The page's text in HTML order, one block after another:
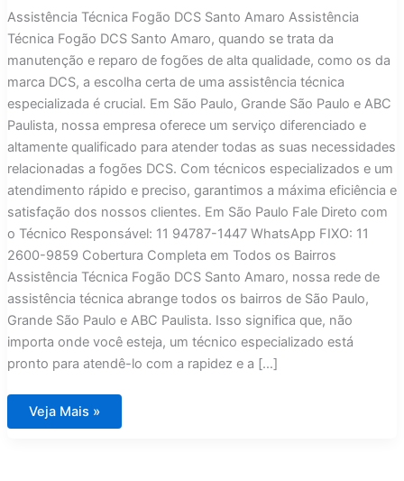
Assistência Técnica Fogão DCS Santo Amaro Assistência
Técnica Fogão DCS Santo Amaro, quando se trata da
manutenção e reparo de fogões de alta qualidade, como os da
marca DCS, a escolha certa de uma assistência técnica
especializada é crucial. Em São Paulo, Grande São Paulo e ABC
Paulista, nossa empresa oferece um serviço diferenciado e
altamente qualificado para atender todas as suas necessidades
relacionadas a fogões DCS. Com técnicos especializados e um
atendimento rápido e preciso, garantimos a máxima eficiência e
satisfação dos nossos clientes. Em São Paulo Fale Direto com
o Técnico Responsável: 11 94787-1447 WhatsApp FIXO: 11
2600-9859 Cobertura Completa em Todos os Bairros
Assistência Técnica Fogão DCS Santo Amaro, nossa rede de
assistência técnica abrange todos os bairros de São Paulo,
Grande São Paulo e ABC Paulista. Isso significa que, não
importa onde você esteja, um técnico especializado está
pronto para atendê-lo com a rapidez e a […]
Assistência
Técnica
Veja Mais »